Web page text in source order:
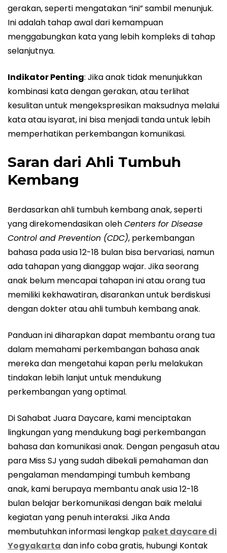
gerakan, seperti mengatakan “ini” sambil menunjuk.
Ini adalah tahap awal dari kemampuan
menggabungkan kata yang lebih kompleks di tahap
selanjutnya.
Indikator Penting: Jika anak tidak menunjukkan
kombinasi kata dengan gerakan, atau terlihat
kesulitan untuk mengekspresikan maksudnya melalui
kata atau isyarat, ini bisa menjadi tanda untuk lebih
memperhatikan perkembangan komunikasi.
Saran dari Ahli Tumbuh
Kembang
Berdasarkan ahli tumbuh kembang anak, seperti
yang direkomendasikan olehCenters for Disease
Control and Prevention (CDC), perkembangan
bahasa pada usia 12-18 bulan bisa bervariasi, namun
ada tahapan yang dianggap wajar. Jika seorang
anak belum mencapai tahapan ini atau orang tua
memiliki kekhawatiran, disarankan untuk berdiskusi
dengan dokter atau ahli tumbuh kembang anak.
Panduan ini diharapkan dapat membantu orang tua
dalam memahami perkembangan bahasa anak
mereka dan mengetahui kapan perlu melakukan
tindakan lebih lanjut untuk mendukung
perkembangan yang optimal.
Di Sahabat Juara Daycare, kami menciptakan
lingkungan yang mendukung bagi perkembangan
bahasa dan komunikasi anak. Dengan pengasuh atau
para Miss SJ yang sudah dibekali pemahaman dan
pengalaman mendampingi tumbuh kembang
anak, kami berupaya membantu anak usia 12-18
bulan belajar berkomunikasi dengan baik melalui
kegiatan yang penuh interaksi. Jika Anda
membutuhkan informasi lengkap paket daycare di
Yogyakarta dan info coba gratis, hubungi Kontak